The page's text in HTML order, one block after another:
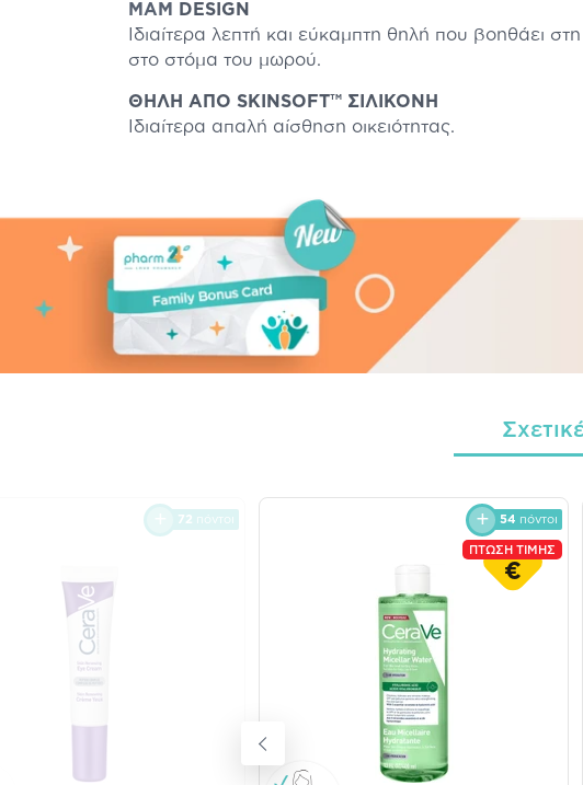
MAM
DESIGN
Ιδιαίτερα λεπτή και εύκαμπτη θηλή που βοηθάει
στο στόμα του μωρού.
ΘΗΛΗ ΑΠΟ SKINSOFT™ ΣΙΛΙΚΟΝΗ
Ιδιαίτερα απαλή αίσθηση οικειότητας.
72 πόντοι 54 πόντοι
ΠΤΩΣΗ ΤΙΜΗΣ
€